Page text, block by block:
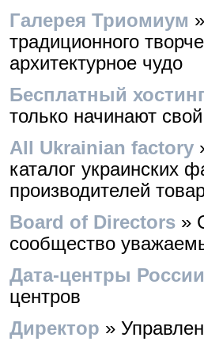
Галерея Триомиум
традиционного
архитектурное чудо
Бесплатный
только начинают
All Ukrainian factory
каталог украинских
производителей
Board of Directors »
сообщество
Дата-центры России
центров
Директор »